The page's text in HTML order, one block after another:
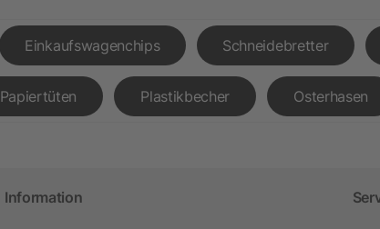
Einkaufswagenchips Schneidebretter
Papiertüten Plastikbecher Osterhasen
Information